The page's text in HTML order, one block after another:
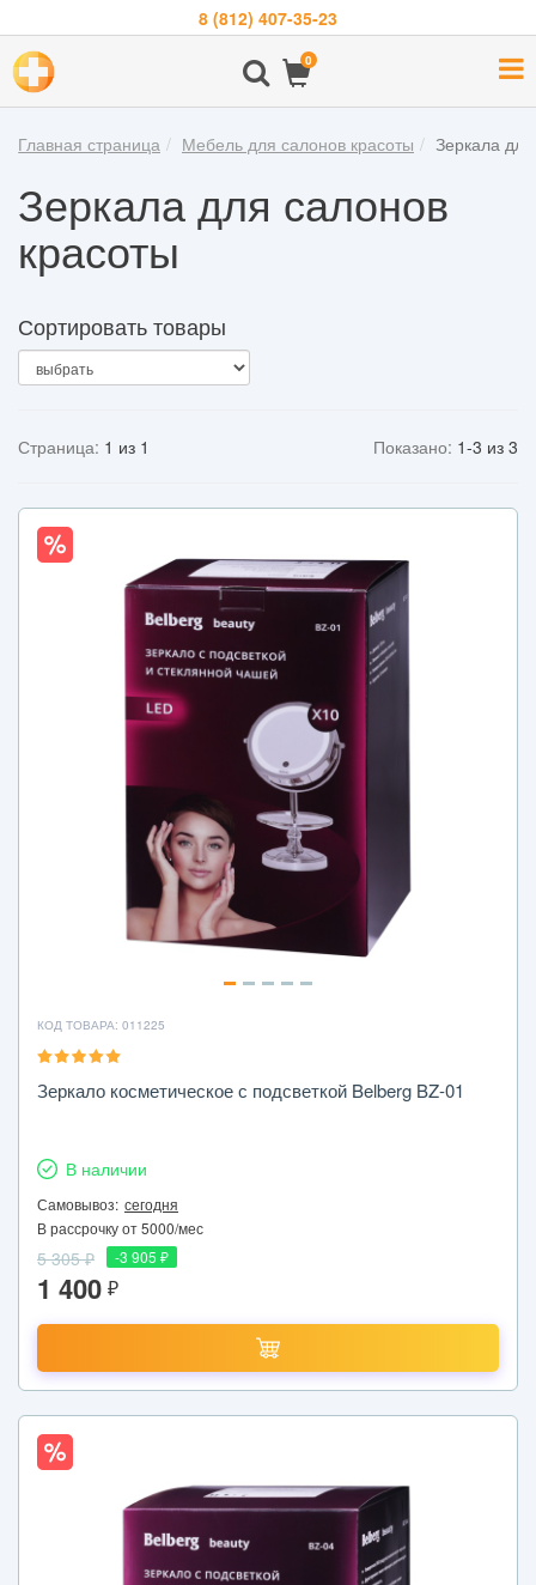
8 (812) 407-35-23
0
О
компании
Бренды
Покупателям
Новости
Контакты
Главная страница Мебель для салонов красоты Зеркала
Зеркала для салонов
красоты
Сортировать товары
Страница: 1 из 1 Показано: 1-3 из 3
КОД ТОВАРА: 011225
Зеркало косметическое с подсветкой Belberg BZ-01
В наличии
Самовывоз: сегодня
В рассрочку от 5000/мес
5 305 ₽ -3 905 ₽
1 400 ₽